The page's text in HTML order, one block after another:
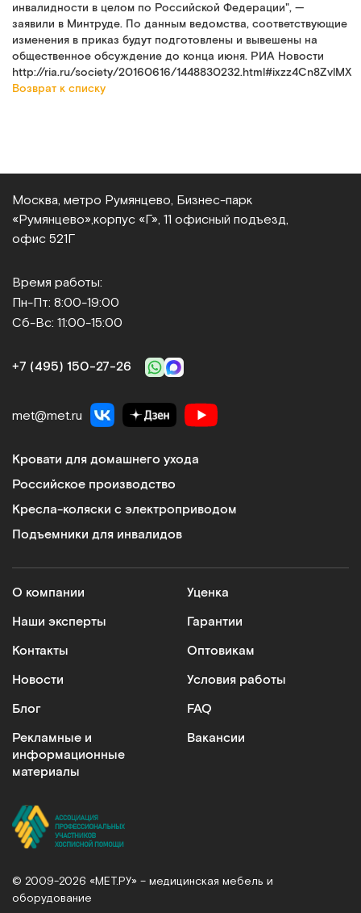
инвалидности в целом по Российской Федерации", —
заявили в Минтруде. По данным ведомства, соответствующие
изменения в приказ будут подготовлены и вывешены на
общественное обсуждение до конца июня. РИА Новости
http://ria.ru/society/20160616/1448830232.html#ixzz4Cn8ZvlMX
Возврат к списку
Москва, метро Румянцево, Бизнес‑парк
«Румянцево», корпус «Г», 11 офисный подъезд,
офис 521Г
Время работы:
Пн-Пт: 8:00-19:00
Сб-Вс: 11:00-15:00
+7 (495) 150‑27‑26
met@met.ru
Кровати для домашнего ухода
Российское производство
Кресла-коляски с электроприводом
Подъемники для инвалидов
О компании
Наши эксперты
Контакты
Новости
Блог
Рекламные и
информационные
материалы
Уценка
Гарантии
Оптовикам
Условия работы
FAQ
Вакансии
© 2009-2026 «МЕТ.РУ» – медицинская мебель и
оборудование